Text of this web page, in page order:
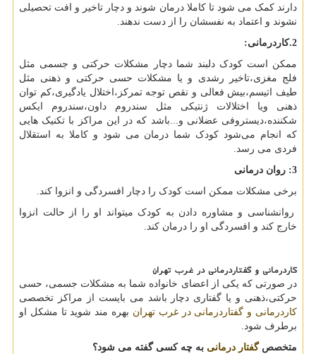
دارند کمک می شود تا کاملا درمان شوند و دچار تاخیر و افت تحصیلی
نشوند و اعتماد به نفسشان را از دست ندهند.
2.کاردرمانی:
ممکن است کودک دلبند شما دچار مشکلات حرکتی و جسمی مثل
فلج مغزی،تاخیر رشدی و یا مشکلات حسی حرکتی و ذهنی مثل
طیف اتیسم،بیش فعالی و نقص توجه تمرکز،اختلال یادگیری،کم توان
ذهنی ویا اختلالات ژنتیکی مثل سندروم داون،سندروم ایکس
شکننده،دیستروفی عضلانی و...باشد که در این مراکز با تکنیک هایی
که انجام می‌شود کودک شما درمان می شود و کاملا به استقلال
فردی می رسد.
3: روان درمانی
برخی مشکلات ممکن است کودک را دچار افسردگی و انزوا کند.
روانشناسی و مشاوره دادن به کودک میتواند او را از حالت انزوا
خارج کند و افسردگی او را درمان کند.
کاردرمانی و گفتاردرمانی در غرب تهران
در صورتی که یکی از اعضای خانواده شما به مشکلات جسمی، حسی
حرکتی،ذهنی و یا گفتاری دچار باشد می بایست از مراکز تخصصی
کاردرمانی و گفتاردرمانی در غرب تهران بهره مند شوید تا مشکل او
برطرف شود.
متخصصگفتار درمانی به چه کسی گفته می شود؟